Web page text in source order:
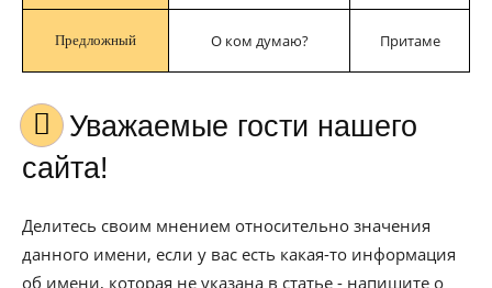
Предложный О ком думаю? Притаме
Уважаемые гости нашего
сайта!
Делитесь своим мнением относительно значения
данного имени, если у вас есть какая-то информация
об имени, которая не указана в статье - напишите о